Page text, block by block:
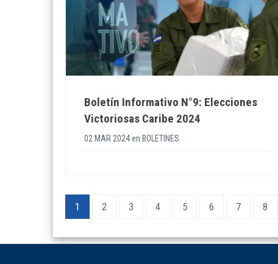
Boletín Informativo N°9: Elecciones
Victoriosas Caribe 2024
02 MAR 2024en BOLETINES
Pagination
Current
page
1 Page
2 Page
3 Page
4 Page
5 Page
6 Page
7 Page
8